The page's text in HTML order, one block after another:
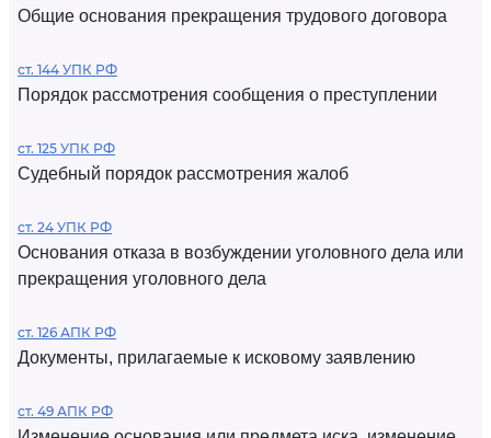
Общие основания прекращения трудового договора
ст. 144 УПК РФ
Порядок рассмотрения сообщения о преступлении
ст. 125 УПК РФ
Судебный порядок рассмотрения жалоб
ст. 24 УПК РФ
Основания отказа в возбуждении уголовного дела или
прекращения уголовного дела
ст. 126 АПК РФ
Документы, прилагаемые к исковому заявлению
ст. 49 АПК РФ